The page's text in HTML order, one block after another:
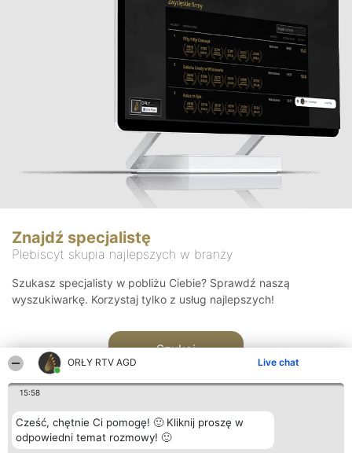
ORŁY RTV AGD Live chat
15:58
Cześć, chętnie Ci pomogę! 🙂 Kliknij proszę w
odpowiedni temat rozmowy! 🙂
Znajdź specjalistę
Plebiscyt skupia najlepszych w branży
Szukasz specjalisty w pobliżu Ciebie? Sprawdź naszą
wyszukiwarkę. Korzystaj tylko z usług najlepszych!
Szukaj